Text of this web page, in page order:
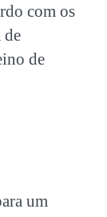
com os
de
de
um